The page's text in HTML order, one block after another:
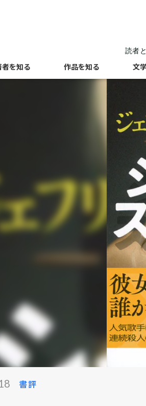
読者
者を知る 作品を知る 文
書評